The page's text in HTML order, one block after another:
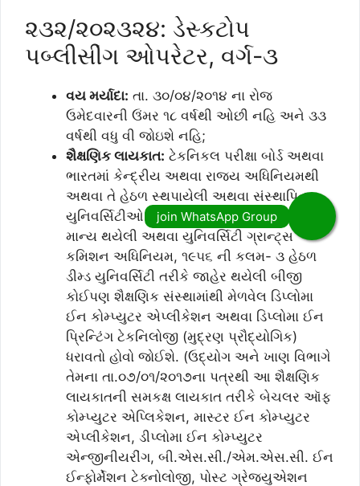
૨૩૨/૨૦૨૩૨૪: ડેસ્કટોપ
પબ્લીસીંગ ઓપરેટર, વર્ગ-૩
વય મર્યાદા: તા. ૩૦/૦૪/૨૦૧૪ ના રોજ
ઉમેદવારની ઉંમર ૧૮ વર્ષથી ઓછી નહિ અને ૩૩
વર્ષથી વધુ વી જોઇશે નહિ;
શૈક્ષણિક લાયકાત: ટેકનિકલ પરીક્ષા બોર્ડ અથવા
ભારતમાં કેન્દ્રીય અથવા રાજ્ય અધિનિયમથી
અથવા તે હેઠળ સ્થપાયેલી અથવા સંસ્થાપિત
યુનિવર્સિટીઓ પૈકી કોઈપણમાંથી અથવા તે તરીકે
માન્ય થયેલી અથવા યુનિવર્સિટી ગ્રાન્ટ્સ
કમિશન અધિનિયમ, ૧૯૫૬ ની કલમ- ૩ હેઠળ
ડીમ્ડ યુનિવર્સિટી તરીકે જાહેર થયેલી બીજી
કોઈપણ શૈક્ષણિક સંસ્થામાંથી મેળવેલ ડિપ્લોમા
ઈન કોમ્પ્યુટર એપ્લીકેશન અથવા ડિપ્લોમા ઈન
પ્રિન્ટિંગ ટેકનિલોજી (મુદ્રણ પ્રૌદ્યોગિક)
ધરાવતો હોવો જોઈશે. (ઉદ્યોગ અને ખાણ વિભાગે
તેમના તા.૦૭/૦૧/૨૦૧૭ના પત્રથી આ શૈક્ષણિક
લાયકાતની સમકક્ષ લાયકાત તરીકે બેચલર ઑફ
કોમ્પ્યુટર એપ્લિકેશન, માસ્ટર ઈન કોમ્પ્યુટર
એપ્લીકેશન, ડીપ્લોમા ઈન કોમ્પ્યુટર
એન્જીનીયરીંગ, બી.એસ.સી./એમ.એસ.સી. ઈન
ઈન્ફોર્મેશન ટેક્નોલોજી, પોસ્ટ ગ્રેજ્યુએશન